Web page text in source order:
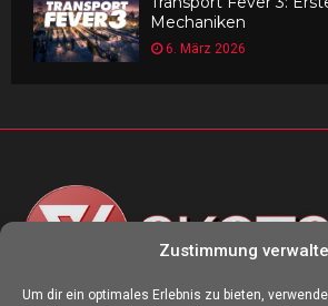
Zustimmung
Um dir ein optimales Erlebnis zu bieten,
Mechaniken
6. März 2026